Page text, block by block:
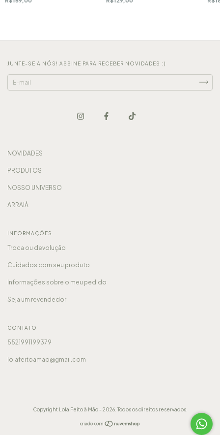
JUNTE-SE A NÓS! ASSINE PARA RECEBER NOVIDADES :)
NOVIDADES
PRODUTOS
NOSSO UNIVERSO
ARRAIÁ
INFORMAÇÕES
Troca ou devolução
Cuidados com seu produto
Informações sobre o meu pedido
Seja um revendedor
CONTATO
5521991199379
lolafeitoamao@gmail.com
Copyright Lola Feito à Mão - 2026. Todos os direitos reservados.